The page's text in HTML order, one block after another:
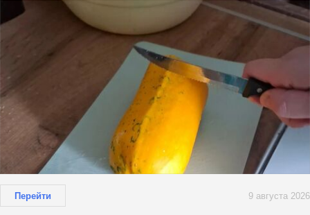
Перейти 9 августа 2026